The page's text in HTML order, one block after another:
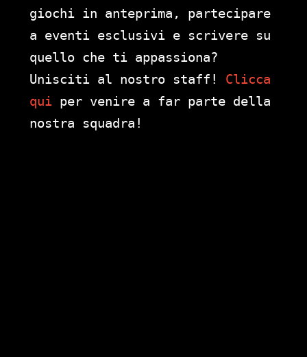
giochi in anteprima, partecipare
a eventi esclusivi e scrivere su
quello che ti appassiona?
Unisciti al nostro staff! Clicca
qui per venire a far parte della
nostra squadra!